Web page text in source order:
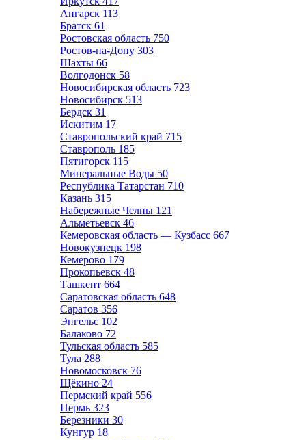
Ангарск 113
Братск 61
Ростовская область 750
Ростов-на-Дону 303
Шахты 66
Волгодонск 58
Новосибирская область 723
Новосибирск 513
Бердск 31
Искитим 17
Ставропольский край 715
Ставрополь 185
Пятигорск 115
Минеральные Воды 50
Республика Татарстан 710
Казань 315
Набережные Челны 121
Альметьевск 46
Кемеровская область — Кузбасс 667
Новокузнецк 198
Кемерово 179
Прокопьевск 48
Ташкент 664
Саратовская область 648
Саратов 356
Энгельс 102
Балаково 72
Тульская область 585
Тула 288
Новомосковск 76
Щёкино 24
Пермский край 556
Пермь 323
Березники 30
Кунгур 18